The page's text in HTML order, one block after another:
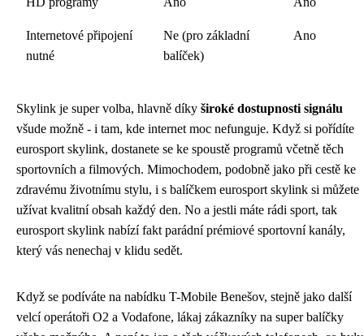
Internetové připojení
nutné
Ne (pro základní
balíček)
Ano
Skylink je super volba, hlavně díky široké dostupnosti signálu
všude možně - i tam, kde internet moc nefunguje. Když si pořídíte
eurosport skylink, dostanete se ke spoustě programů včetně těch
sportovních a filmových. Mimochodem, podobně jako při cestě ke
zdravému životnímu stylu, i s balíčkem eurosport skylink si můžete
užívat kvalitní obsah každý den. No a jestli máte rádi sport, tak
eurosport skylink nabízí fakt parádní prémiové sportovní kanály,
který vás nenechaj v klidu sedět.
Když se podíváte na nabídku T-Mobile Benešov, stejně jako další
velcí operátoři O2 a Vodafone, lákaj zákazníky na super balíčky